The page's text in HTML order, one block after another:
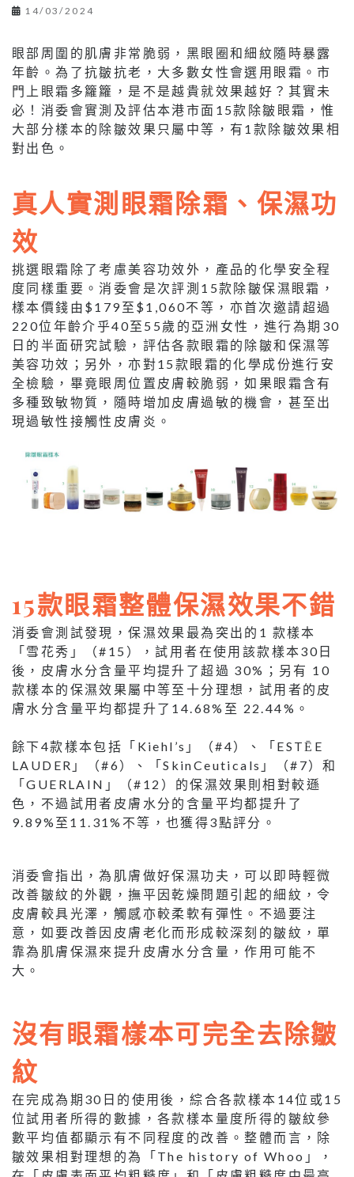
14/03/2024
眼部周圍的肌膚非常脆弱，黑眼圈和細紋隨時暴露
年齡。為了抗皺抗老，大多數女性會選用眼霜。市
門上眼霜多籮籮，是不是越貴就效果越好？其實未
必！消委會實測及評估本港市面15款除皺眼霜，惟
大部分樣本的除皺效果只屬中等，有1款除皺效果相
對出色。
真人實測眼霜除霜、保濕功
效
挑選眼霜除了考慮美容功效外，產品的化學安全程
度同樣重要。消委會是次評測15款除皺保濕眼霜，
樣本價錢由$179至$1,060不等，亦首次邀請超過
220位年齡介乎40至55歲的亞洲女性，進行為期30
日的半面研究試驗，評估各款眼霜的除皺和保濕等
美容功效；另外，亦對15款眼霜的化學成份進行安
全檢驗，畢竟眼周位置皮膚較脆弱，如果眼霜含有
多種致敏物質，隨時增加皮膚過敏的機會，甚至出
現過敏性接觸性皮膚炎。
15款眼霜整體保濕效果不錯
消委會測試發現，保濕效果最為突出的1 款樣本
「雪花秀」（#15），試用者在使用該款樣本30日
後，皮膚水分含量平均提升了超過 30%；另有 10
款樣本的保濕效果屬中等至十分理想，試用者的皮
膚水分含量平均都提升了14.68%至 22.44%。
餘下4款樣本包括「Kiehl’s」（#4）、「ESTĒE
LAUDER」（#6）、「SkinCeuticals」（#7）和
「GUERLAIN」（#12）的保濕效果則相對較遜
色，不過試用者皮膚水分的含量平均都提升了
9.89%至11.31%不等，也獲得3點評分。
消委會指出，為肌膚做好保濕功夫，可以即時輕微
改善皺紋的外觀，撫平因乾燥問題引起的細紋，令
皮膚較具光澤，觸感亦較柔軟有彈性。不過要注
意，如要改善因皮膚老化而形成較深刻的皺紋，單
靠為肌膚保濕來提升皮膚水分含量，作用可能不
大。
沒有眼霜樣本可完全去除皺
紋
在完成為期30日的使用後，綜合各款樣本14位或15
位試用者所得的數據，各款樣本量度所得的皺紋參
數平均值都顯示有不同程度的改善。整體而言，除
皺效果相對理想的為「The history of Whoo」，